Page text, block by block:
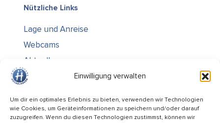
Einwilligung verwalten
Um dir ein optimales Erlebnis zu bieten, verwenden wir Technologien
wie Cookies, um Geräteinformationen zu speichern und/oder darauf
zuzugreifen. Wenn du diesen Technologien zustimmst, können wir
Nützliche Links
Lage und Anreise
Webcams
Aktuelles
Über uns
Kontakt / Öffnungszeiten
Alle Ämter